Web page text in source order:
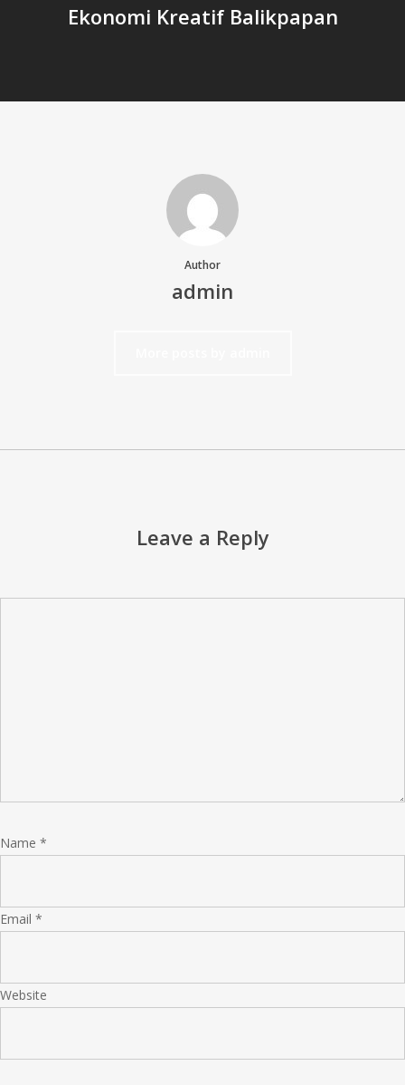
Ekonomi Kreatif Balikpapan
Author
admin
Leave a Reply
Name *
Email *
Website